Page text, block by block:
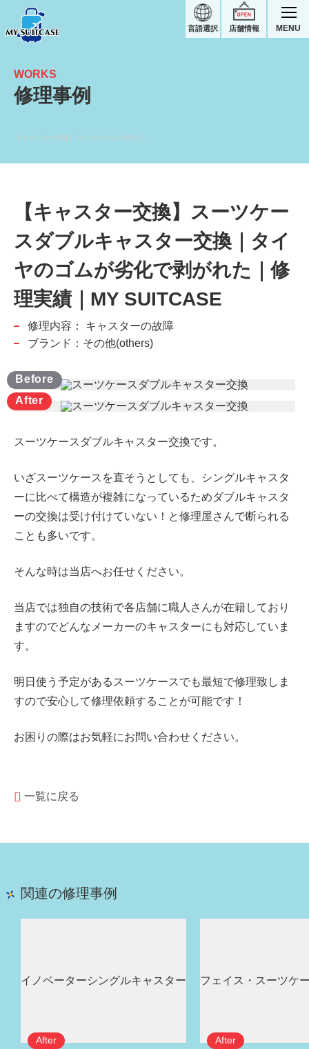
店舗情報
言語選択 MENU
WORKS
修理事例
【キャスター交換】スーツケー
スダブルキャスター交換｜タイ
ヤのゴムが劣化で剥がれた｜修
理実績｜MY SUITCASE
修理内容：
キャスターの故障
ブランド：その他(others)
スーツケースダブルキャスター交換です。
いざスーツケースを直そうとしても、
シングルキャスタ
ーに比べて構造が複雑になっているためダブルキャスタ
ーの交換は受け付けていない！と修理屋さんで断られる
ことも多いです。
そんな時は当店へお任せください。
当店では独自の技術で各店舗に職人さんが在籍しており
ますのでどんなメーカーのキャスターにも対応していま
す。
明日使う予定があるスーツケースでも最短で修理致しま
すので安心して修理依頼することが可能です！
お困りの際はお気軽にお問い合わせください。
一覧に戻る
関連の修理事例